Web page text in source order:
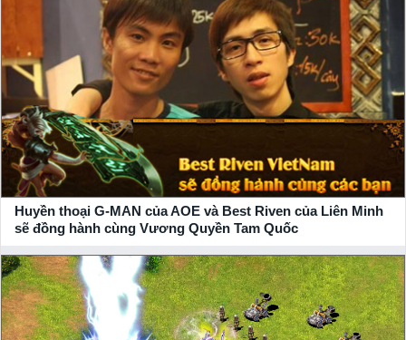
Huyền thoại G-MAN của AOE và Best Riven của Liên Minh
sẽ đồng hành cùng Vương Quyền Tam Quốc